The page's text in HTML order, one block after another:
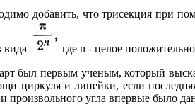
добавить, что трисекция при
вида
где n - целое
был первым ученым, который
циркуля и линейки, если
произвольного угла впервые было